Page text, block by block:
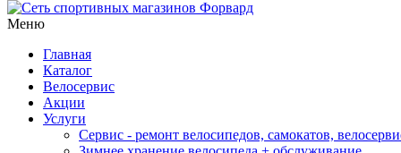
Меню
Главная
Каталог
Велосервис
Акции
Услуги
Сервис - ремонт велосипедов, самокатов,